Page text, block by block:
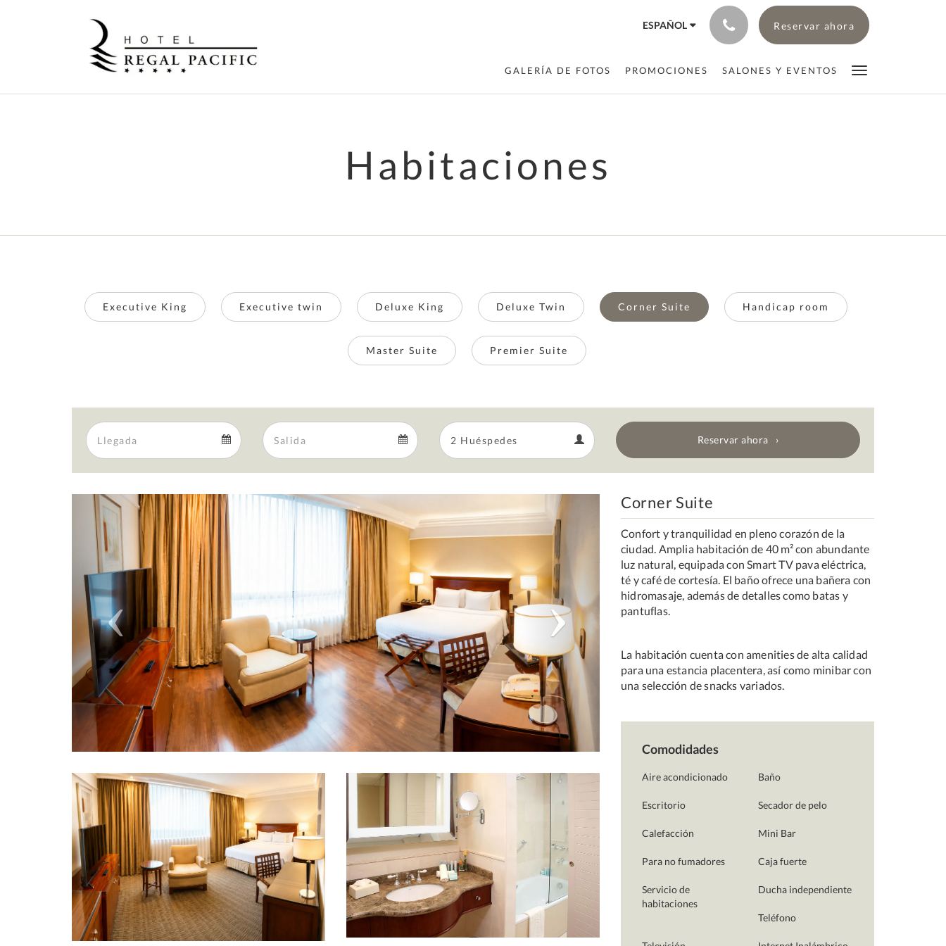
ESPAÑOL Reservar ahora
GALERÍA DE FOTOS PROMOCIONES SALONES Y EVENTOS
Habitaciones
Executive King Executive twin Deluxe King Deluxe Twin Corner Suite Handicap room
Master Suite Premier Suite
Reservar ahora
Previous Next Corner Suite
Confort y tranquilidad en pleno corazón de la
ciudad. Amplia habitación de 40 m² con abundante
luz natural, equipada con Smart TV pava eléctrica,
té y café de cortesía. El baño ofrece una bañera con
hidromasaje, además de detalles como batas y
pantuflas.
La habitación cuenta con amenities de alta calidad
para una estancia placentera, así como minibar con
una selección de snacks variados.
Comodidades
Aire acondicionado Baño
Escritorio Secador de pelo
Calefacción Mini Bar
Para no fumadores Caja fuerte
Servicio de
habitaciones
Ducha independiente
Teléfono